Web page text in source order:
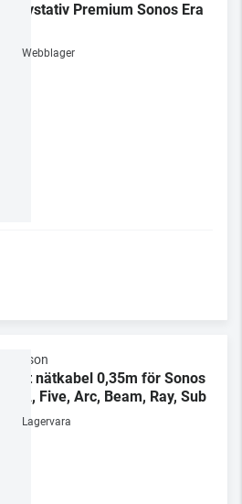
Golvstativ Premium Sonos Era
Webblager
Flexson
Kort nätkabel 0,35m för Sonos
ERA, Five, Arc, Beam, Ray, Sub
Lagervara